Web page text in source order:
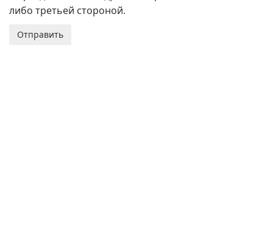
либо третьей стороной.